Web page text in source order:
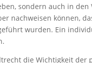
sondern auch in
nachweisen können,
wurden. Ein
die Wichtigkeit der